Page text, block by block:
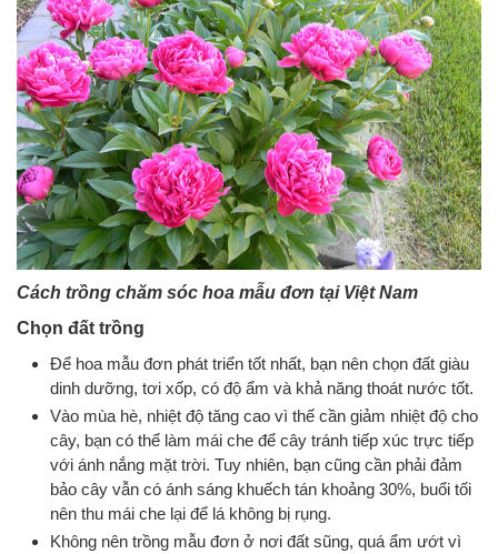
Cách trồng chăm sóc hoa mẫu đơn tại Việt Nam
Chọn đất trồng
Để hoa mẫu đơn phát triển tốt nhất, bạn nên chọn đất giàu
dinh dưỡng, tơi xốp, có độ ẩm và khả năng thoát nước tốt.
Vào mùa hè, nhiệt độ tăng cao vì thế cần giảm nhiệt độ cho
cây, bạn có thể làm mái che để cây tránh tiếp xúc trực tiếp
với ánh nắng mặt trời. Tuy nhiên, bạn cũng cần phải đảm
bảo cây vẫn có ánh sáng khuếch tán khoảng 30%, buổi tối
nên thu mái che lại để lá không bị rụng.
Không nên trồng mẫu đơn ở nơi đất sũng, quá ẩm ướt vì